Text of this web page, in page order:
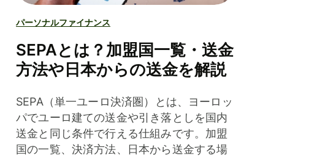
パーソナルファイナンス
SEPAとは？加盟国一覧・送金
方法や日本からの送金を解説
SEPA（単一ユーロ決済圏）とは、ヨーロッ
パでユーロ建ての送金や引き落としを国内
送金と同じ条件で行える仕組みです。加盟
国の一覧、決済方法、日本から送金する場